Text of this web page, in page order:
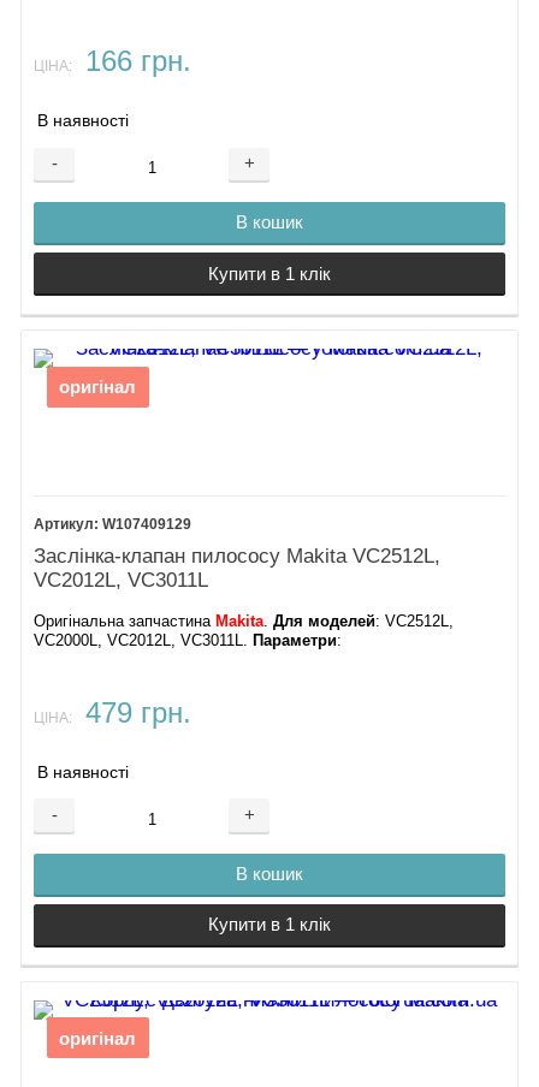
ЦІНА: 166 грн.
В наявності
- +
В кошик
Купити в 1 клік
оригінал
W107409129
Заслінка-клапан пилососу Makita VC2512L,
VC2012L, VC3011L
Оригінальна запчастина Makita.Для моделей: VC2512L,
VC2000L, VC2012L, VC3011L. Параметри:
ЦІНА: 479 грн.
В наявності
- +
В кошик
Купити в 1 клік
оригінал